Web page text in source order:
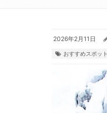
2026年2月11日
おすすめスポット